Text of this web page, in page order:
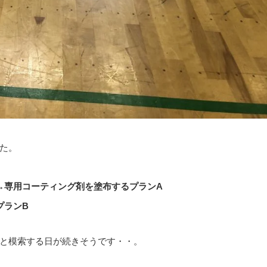
。
用コーティング剤を塗布するプランA
ランB
模索する日が続きそうです・・。